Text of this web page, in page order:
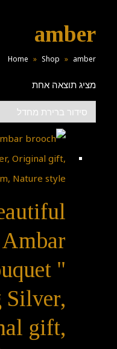
amber
Home » Shop » amber
מציג תוצאה אחת
Ambar
"
Silver,
gift,